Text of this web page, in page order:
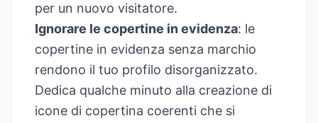
per un nuovo visitatore.
Ignorare le copertine in evidenza: le
copertine in evidenza senza marchio
rendono il tuo profilo disorganizzato.
Dedica qualche minuto alla creazione di
icone di copertina coerenti che si